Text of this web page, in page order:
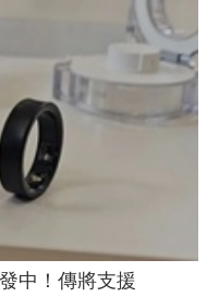
中！傳將支援